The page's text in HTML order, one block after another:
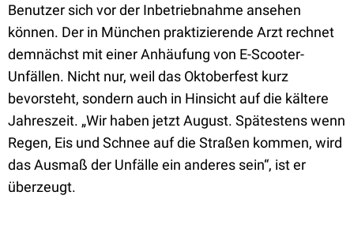
Benutzer sich vor der Inbetriebnahme ansehen
können. Der in München praktizierende Arzt rechnet
demnächst mit einer Anhäufung von E-Scooter-
Unfällen. Nicht nur, weil das Oktoberfest kurz
bevorsteht, sondern auch in Hinsicht auf die kältere
Jahreszeit. „Wir haben jetzt August. Spätestens wenn
Regen, Eis und Schnee auf die Straßen kommen, wird
das Ausmaß der Unfälle ein anderes sein“, ist er
überzeugt.